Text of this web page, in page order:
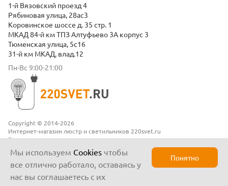
Copyright © 2014-2026
Интернет-магазин люстр и светильников 220svet.ru
Все права защищены
1-й Вязовский проезд 4
Рябиновая улица, 28ас3
Коровинское шоссе д. 35 стр. 1
МКАД 84-й км ТПЗ Алтуфьево 3А корпус 3
Тюменская улица, 5с16
31-й км МКАД, влад.12
Пн-Вс 9:00-21:00
Мы используем Cookies чтобы
все отлично работало, оставаясь у
нас вы соглашаетесь с их
Понятно